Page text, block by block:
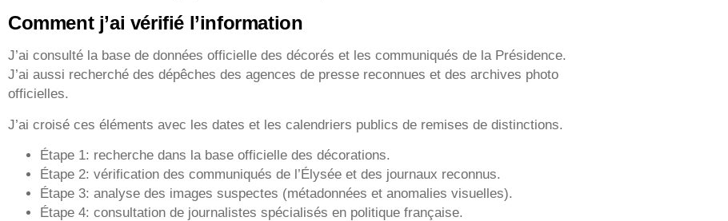
Comment j’ai vérifié l’information
J’ai consulté la base de données officielle des décorés et les communiqués de la Présidence.
J’ai aussi recherché des dépêches des agences de presse reconnues et des archives photo
officielles.
J’ai croisé ces éléments avec les dates et les calendriers publics de remises de distinctions.
Étape 1: recherche dans la base officielle des décorations.
Étape 2: vérification des communiqués de l’Élysée et des journaux reconnus.
Étape 3: analyse des images suspectes (métadonnées et anomalies visuelles).
Étape 4: consultation de journalistes spécialisés en politique française.